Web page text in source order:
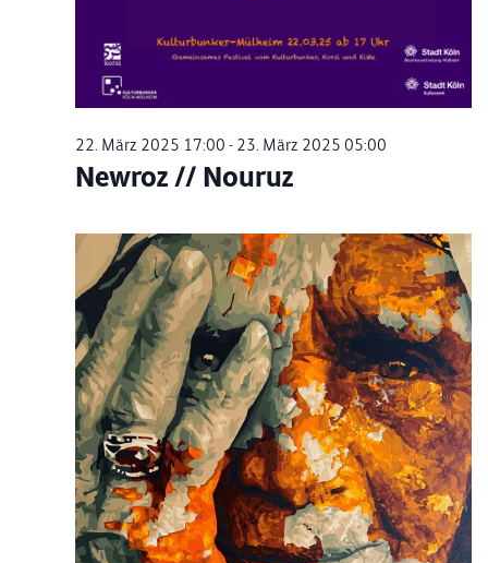
Newroz // Nouruz
22. März 2025 17:00 - 23. März 2025 05:00